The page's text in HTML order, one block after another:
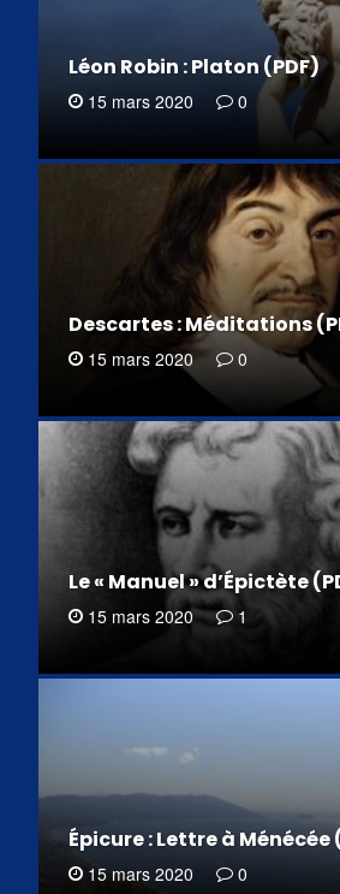
Léon Robin : Platon (PDF)
15 mars 2020 0
Descartes : Méditations
15 mars 2020 0
Le « Manuel » d’Épictète
15 mars 2020 1
Épicure : Lettre à Ménécée
15 mars 2020 0